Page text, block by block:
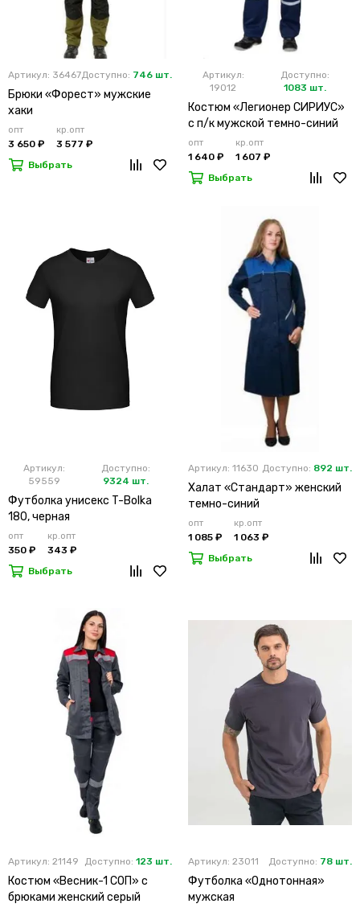
Артикул: 36467Доступно: 746 шт.
Брюки «Форест» мужские
хаки
опт
3 650 ₽
кр.опт
3 577 ₽
Выбрать
Артикул:
19012
Доступно:
1083 шт.
Костюм «Легионер СИРИУС»
с п/к мужской темно-синий
опт
1 640 ₽
кр.опт
1 607 ₽
Выбрать
Артикул:
59559
Доступно:
9324 шт.
Футболка унисекс T-Bolka
180, черная
опт
350 ₽
кр.опт
343 ₽
Выбрать
Артикул: 11630 Доступно: 892 шт.
Халат «Стандарт» женский
темно-синий
опт
1 085 ₽
кр.опт
1 063 ₽
Выбрать
Артикул: 21149 Доступно: 123 шт.
Костюм «Весник-1 СОП» с
брюками женский серый
Артикул: 23011 Доступно: 78 шт.
Футболка «Однотонная»
мужская